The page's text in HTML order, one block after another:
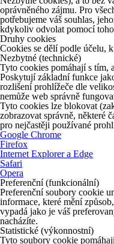
oprávněného zájmu. Pro
potřebujeme váš souhlas,
kdykoliv odvolat pomocí
Druhy cookies
Cookies se dělí podle účelu,
Nezbytné (technické)
Tyto cookies pomáhají s tím,
Poskytují základní funkce
rozlišení prohlížeče dle
nemůže web správně
Tyto cookies lze blokovat
zobrazovat správně, některé
pro nejčastěji používané
Google Chrome
Firefox
Internet Explorer a Edge
Safari
Opera
Preferenční (funkcionální)
Preferenční soubory cookie
informace, které mění
vypadá jako je váš
nacházíte.
Statistické (výkonnostní)
Tyto soubory cookie